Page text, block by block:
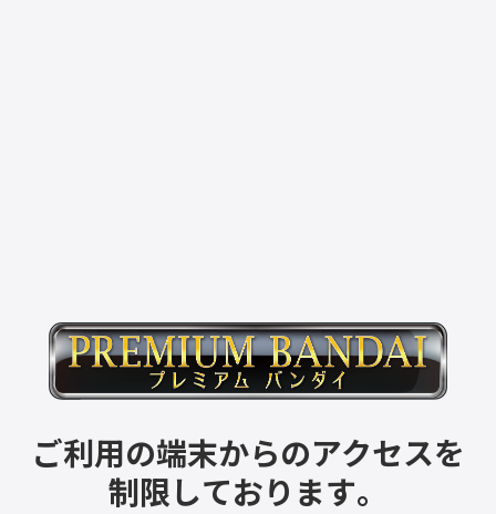
ご利用の端末からのアクセスを
制限しております。